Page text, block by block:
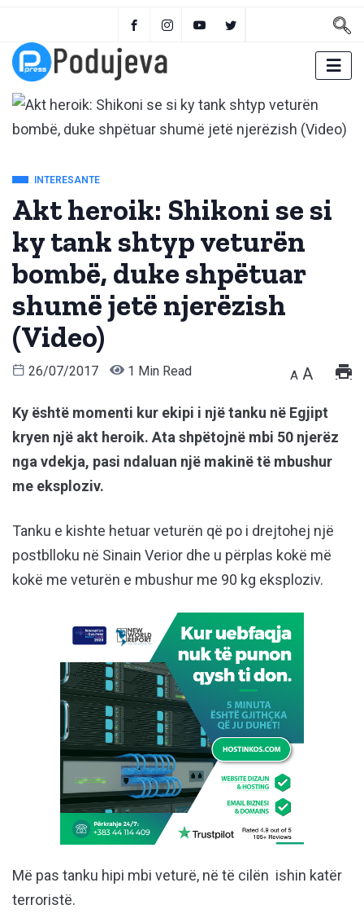
INTERESANTE
Akt heroik: Shikoni se si
ky tank shtyp veturën
bombë, duke shpëtuar
shumë jetë njerëzish
(Video)
26/07/2017 1 Min Read A A
Ky është momenti kur ekipi i një tanku në Egjipt
kryen një akt heroik. Ata shpëtojnë mbi 50 njerëz
nga vdekja, pasi ndaluan një makinë të mbushur
me eksploziv.
Tanku e kishte hetuar veturën që po i drejtohej një
postblloku në Sinain Verior dhe u përplas kokë më
kokë me veturën e mbushur me 90 kg eksploziv.
Më pas tanku hipi mbi veturë, në të cilën ishin katër
terroristë.